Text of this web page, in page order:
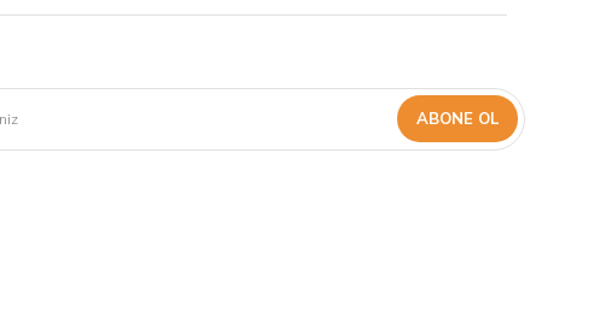
ABONE OL